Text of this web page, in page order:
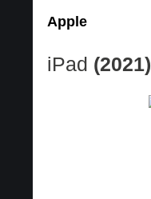
Apple
iPad (2021)